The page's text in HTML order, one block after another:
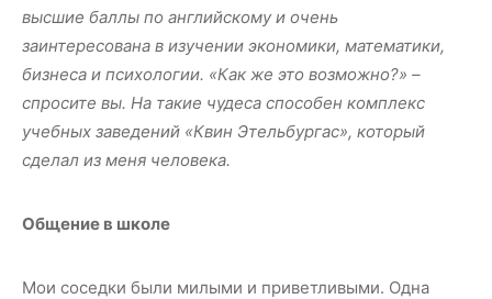
высшие баллы по английскому и очень
заинтересована в изучении экономики, математики,
бизнеса и психологии. «Как же это возможно?» –
спросите вы. На такие чудеса способен комплекс
учебных заведений «Квин Этельбургас», который
сделал из меня человека.
Общение в школе
Мои соседки были милыми и приветливыми. Одна